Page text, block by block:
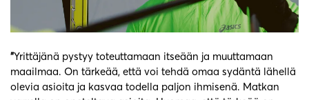
”Yrittäjänä pystyy toteuttamaan itseään ja muuttamaan
maailmaa. On tärkeää, että voi tehdä omaa sydäntä lähellä
olevia asioita ja kasvaa todella paljon ihmisenä. Matkan